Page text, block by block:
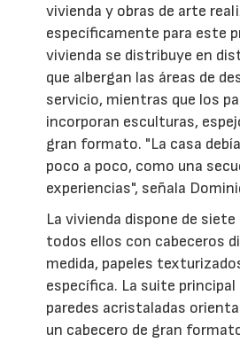
vivienda y obras de arte
específicamente para este
vivienda se distribuye en
que albergan las áreas de
servicio, mientras que los
incorporan esculturas,
gran formato. "La casa
poco a poco, como una
experiencias", señala
La vivienda dispone de
todos ellos con cabeceros
medida, papeles
específica. La suite
paredes acristaladas
un cabecero de gran